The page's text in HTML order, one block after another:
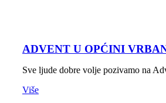
ADVENT U OPĆINI
Sve ljude dobre volje pozivamo na
Više